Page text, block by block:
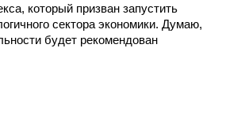
который призван запустить
сектора экономики. Думаю,
будет рекомендован